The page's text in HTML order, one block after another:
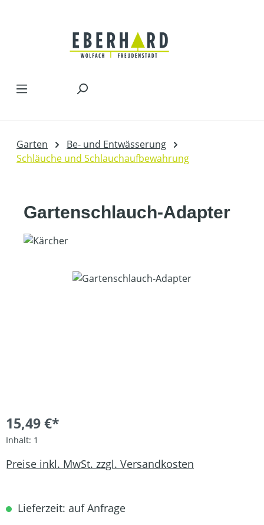
Garten
Be- und Entwässerung
Schläuche und Schlauchaufbewahrung
Gartenschlauch-Adapter
Bildergalerie überspringen
15,49 €*
Inhalt: 1
Preise inkl. MwSt. zzgl. Versandkosten
Lieferzeit: auf Anfrage